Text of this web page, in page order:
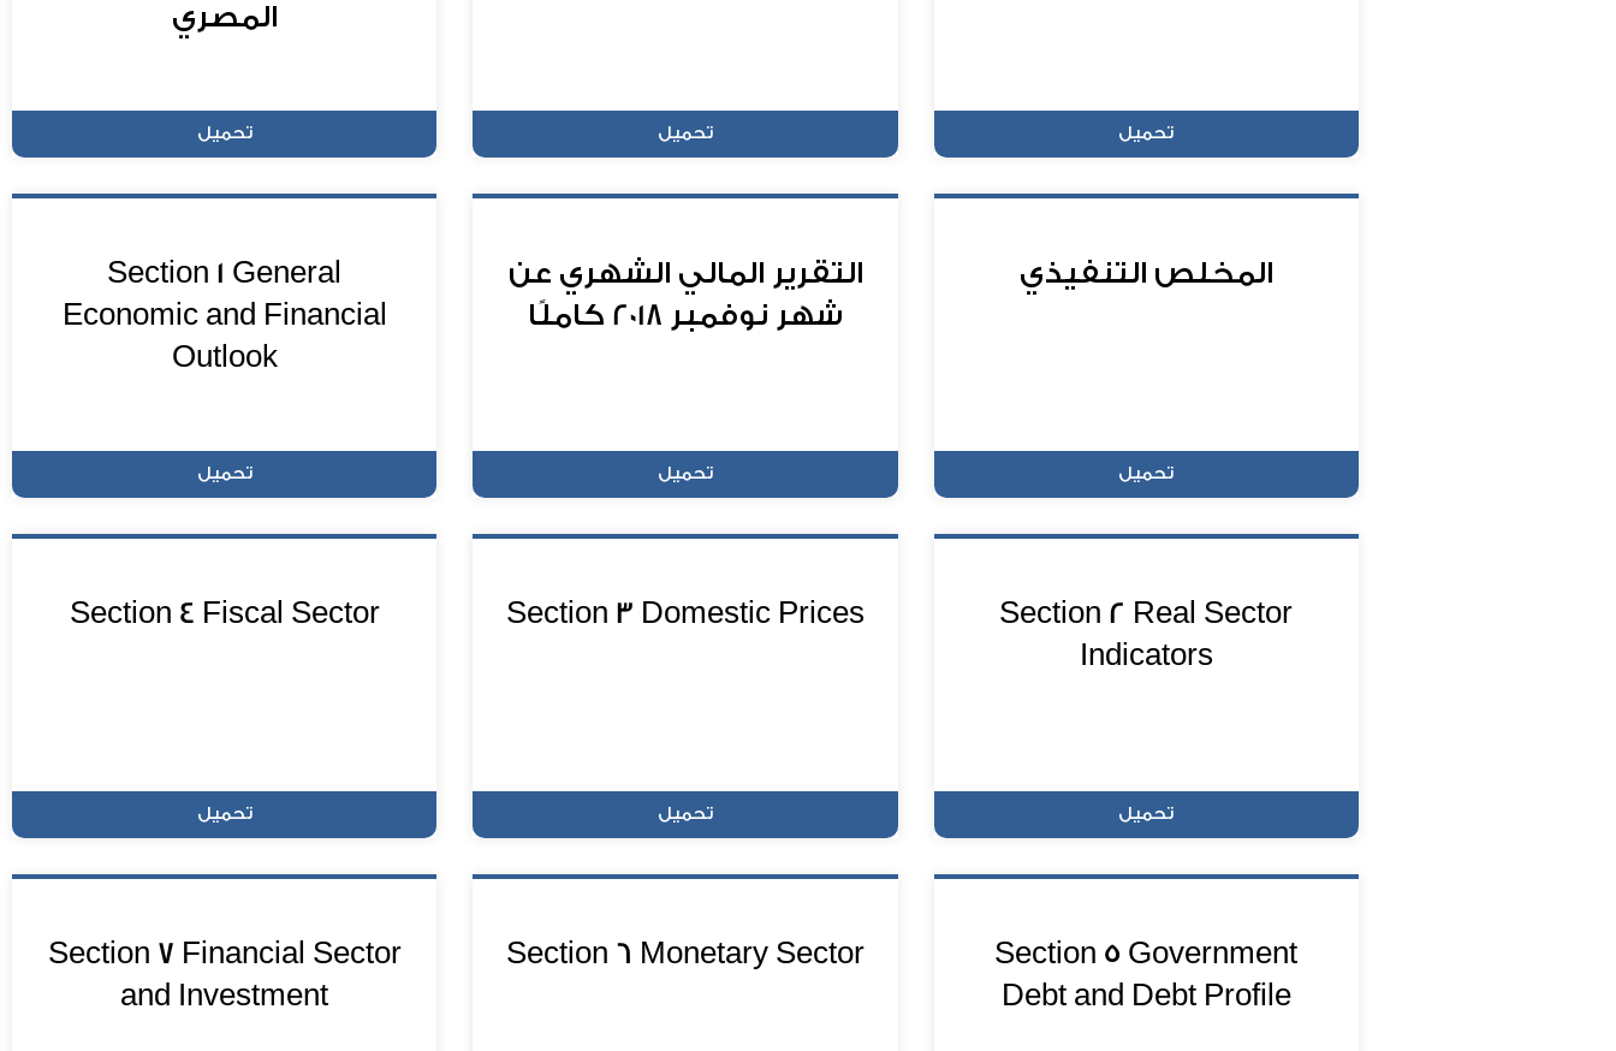
تحميل تحميل
المصري
تحميل
المخلص التنفيذي
تحميل
التقرير المالي الشهري عن
شهر نوفمبر 2018 كاملًا
تحميل
Section 1 General
Economic and Financial
Outlook
تحميل
Section 2 Real Sector
Indicators
تحميل
Section 3 Domestic Prices
تحميل
Section 4 Fiscal Sector
تحميل
Section 5 Government
Debt and Debt Profile
Section 6 Monetary Sector
Section 7 Financial Sector
and Investment